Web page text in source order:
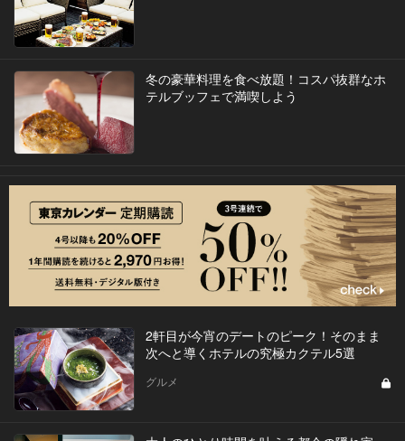
冬の豪華料理を食べ放題！コスパ抜群なホ
テルブッフェで満喫しよう
2軒目が今宵のデートのピーク！そのまま
次へと導くホテルの究極カクテル5選
グルメ